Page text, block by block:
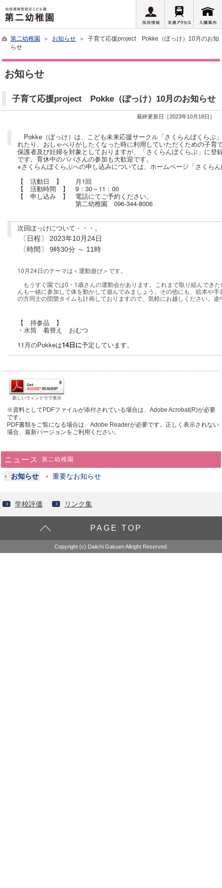
第二幼稚園 ＞ お知らせ ＞ 子育て応援project Pokke（ぽっけ）10月のお知
らせ
お知らせ
子育て応援project Pokke（ぽっけ）10月のお知らせ
最終更新日［2023年10月18日］
Pokke（ぽっけ）は、こども未来応援サークル「さくらんぼくらぶ
れたり、おしゃべりがしたくなった時に利用していただくための子育
保護者及び妊婦を対象としておりますが、「さくらんぼくらぶ」に登
です。育休中のパパさんの参加も大歓迎です。
※さくらんぼくらぶへの申し込みについては、ホームページ「さくら
【 活動日 】 月1回
【 活動時間 】 9：30～11：00
【 申し込み 】 電話にてご予約ください。
第二幼稚園 096-344-8006
次回ぽっけについて・・・。
〔日程〕 2023年10月24日
〔時間〕
9時30分 ～ 11時
10月24日のテーマは＜運動遊び＞です。
もうすぐ園では0・1歳さんの運動会があります。これまで取り組んでき
んも一緒に参加して体を動かして遊んでみましょう。その他にも、絵本や
の方同士の団欒タイムも計画しておりますので、気軽にお越しください。
【 持参品 】
・水筒 着替え おむつ
11月のPokkeは14日に予定しています。
新しいウィンドウで表示
※資料としてPDFファイルが添付されている場合は、Adobe Acrobat(R)が必要
です。
PDF書類をご覧になる場合は、Adobe Readerが必要です。正しく表示されない
場合、最新バージョンをご利用ください。
ニュース 第二幼稚園
お知らせ 重要なお知らせ
学校評価 リンク集
PAGE TOP
Copyright (c) Daiichi Gakuen Allright Reserved.